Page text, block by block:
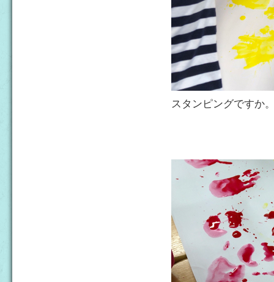
スタンピングですか